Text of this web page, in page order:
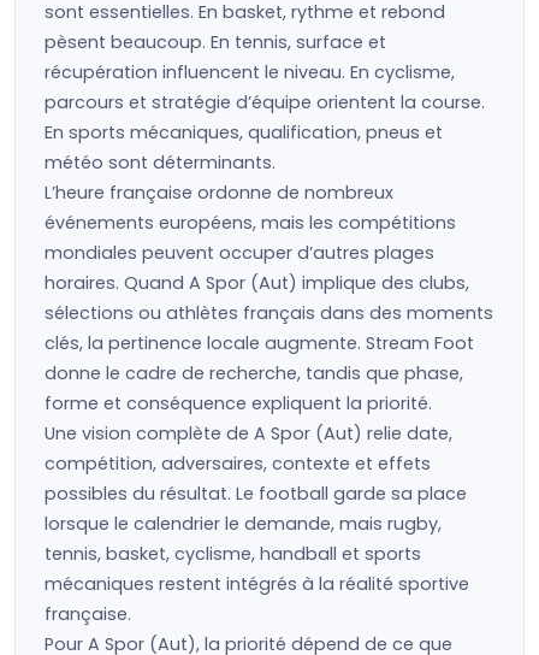
sont essentielles. En basket, rythme et rebond
pèsent beaucoup. En tennis, surface et
récupération influencent le niveau. En cyclisme,
parcours et stratégie d’équipe orientent la course.
En sports mécaniques, qualification, pneus et
météo sont déterminants.
L’heure française ordonne de nombreux
événements européens, mais les compétitions
mondiales peuvent occuper d’autres plages
horaires. Quand A Spor (Aut) implique des clubs,
sélections ou athlètes français dans des moments
clés, la pertinence locale augmente. Stream Foot
donne le cadre de recherche, tandis que phase,
forme et conséquence expliquent la priorité.
Une vision complète de A Spor (Aut) relie date,
compétition, adversaires, contexte et effets
possibles du résultat. Le football garde sa place
lorsque le calendrier le demande, mais rugby,
tennis, basket, cyclisme, handball et sports
mécaniques restent intégrés à la réalité sportive
française.
Pour A Spor (Aut), la priorité dépend de ce que